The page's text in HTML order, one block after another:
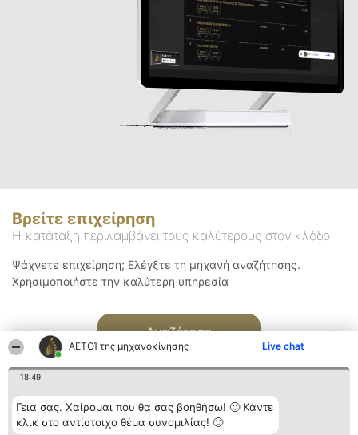
ΑΕΤΟΊ της μηχανοκίνησης Live chat
18:49
Γεια σας. Χαίρομαι που θα σας βοηθήσω! 🙂 Κάντε
κλικ στο αντίστοιχο θέμα συνομιλίας! 🙂
Βρείτε επιχείρηση
Η κατάταξη περιλαμβάνει τους καλύτερους στον κλάδο
Ψάχνετε επιχείρηση; Ελέγξτε τη μηχανή αναζήτησης.
Χρησιμοποιήστε την καλύτερη υπηρεσία
Αναζήτηση